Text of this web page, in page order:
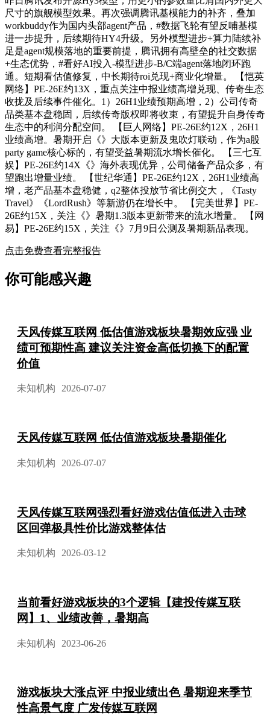
尺寸的旗舰模型效果。再次强调腾讯基模能力的补齐，叠加
workbuddy作为国内头部agent产品，#数据飞轮有望反哺基模
进一步提升，后续期待HY4升级。另外模型进步+算力陆续补
足是agent规模落地的重要前提，腾讯拥有高壁垒的社交数据
+生态优势，#看好AI投入-模型进步-B/C端agent落地闭环跑
通。短期看估值修复，中长期待roi兑现+商业化增量。 【恺英
网络】PE-26E约13X，重点关注中报业绩高增兑现、传奇生态
收拢及后续事件催化。1）26H1业绩预期高增，2）公司传奇
品类基本盘稳固，后续传奇版权即将收束，有望提升自身传奇
生态中的利润分配空间。 【巨人网络】PE-26E约12X，26H1
业绩高增。暑期开启《》大版本更新及鬼吹灯联动，作为a股
party game核心标的，有望受益暑期流水增长催化。 【三七互
娱】PE-26E约14X《》海外表现优异，公司储备产品众多，有
望跑出增量业绩。 【世纪华通】PE-26E约12X，26H1业绩高
增，老产品基本盘稳健，q2整体投放节省比例交大，《Tasty
Travel》《LordRush》等新游仍在增长中。 【完美世界】PE-
26E约15X，关注《》暑期1.3版本更新带来的流水增量。 【网
易】PE-26E约15X，关注《》7月9日公测及暑期新品表现。
点击免费查看完整报告
你可能感兴趣
天风传媒互联网 低估值游戏板块暑期效应强 业
绩可预期性高 建议关注资金高低切换下的配置
价值
未知机构 2026-07-07
天风传媒互联网 低估值游戏板块暑期催化
未知机构 2026-07-07
天风传媒互联网强烈看好游戏估值低进入击球
区回弹极具性价比游戏整体估
未知机构 2026-03-12
当前看好游戏板块的3个逻辑【建投传媒互联
网】1、业绩改善，暑期高
未知机构 2023-06-26
游戏板块大涨点评 中报业绩出色 暑期迎来季节
性高景气度 广发传媒互联网